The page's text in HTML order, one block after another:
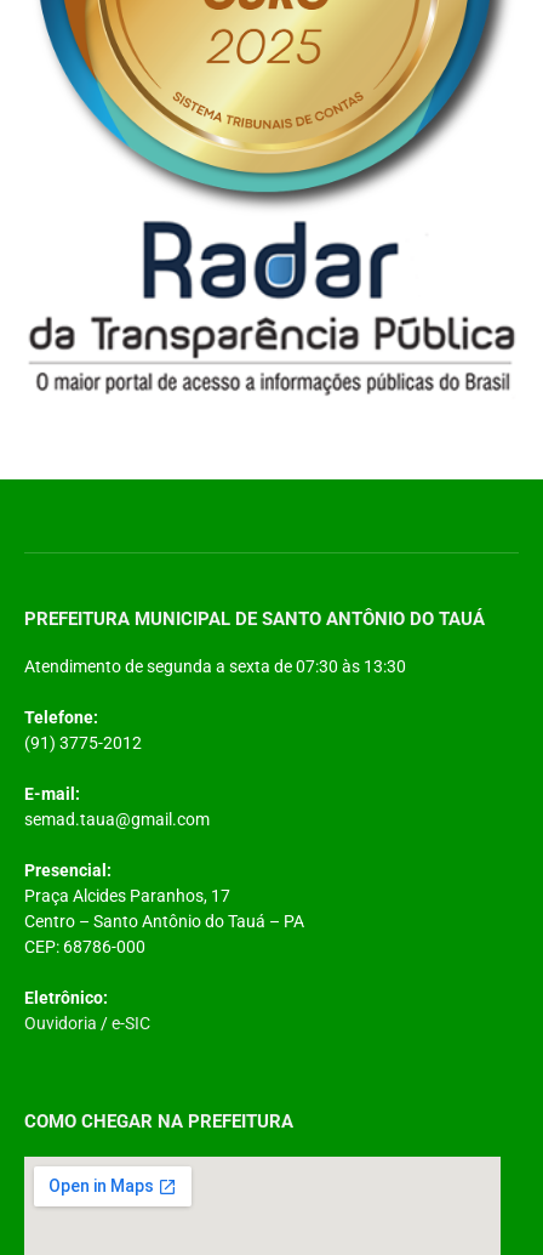
PREFEITURA MUNICIPAL DE SANTO ANTÔNIO DO TAUÁ
Atendimento de segunda a sexta de 07:30 às 13:30
Telefone:
(91) 3775-2012
E-mail:
semad.taua@gmail.com
Presencial:
Praça Alcides Paranhos, 17
Centro – Santo Antônio do Tauá – PA
CEP: 68786-000
Eletrônico:
Ouvidoria /e-SIC
COMO CHEGAR NA PREFEITURA